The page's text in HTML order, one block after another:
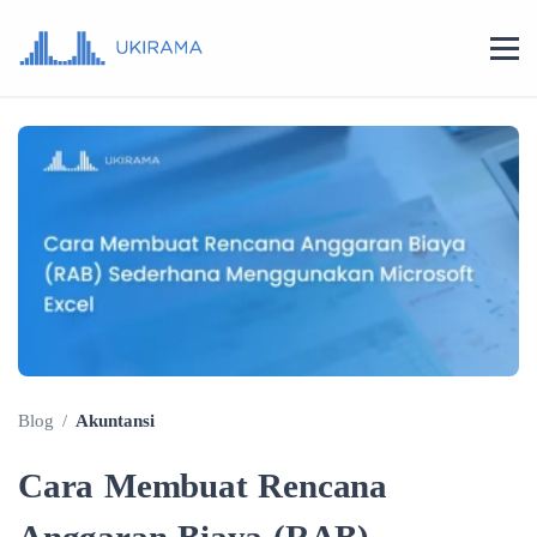
Blog / Akuntansi
Cara Membuat Rencana